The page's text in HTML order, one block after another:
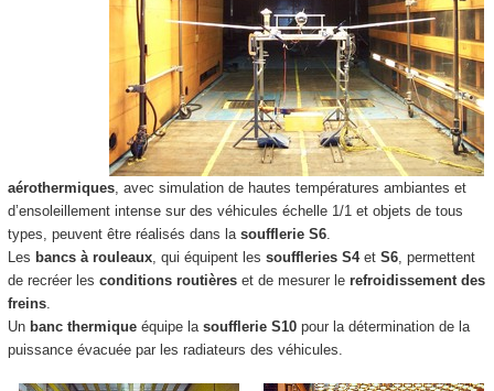
aérothermiques, avec simulation de hautes températures ambiantes et
d’ensoleillement intense sur des véhicules échelle 1/1 et objets de tous
types, peuvent être réalisés dans la soufflerie S6.
Les bancs à rouleaux, qui équipent les souffleries S4et S6, permettent
de recréer les conditions routièreset de mesurer le refroidissement des
freins.
Un banc thermiqueéquipe la soufflerie S10pour la détermination de la
puissance évacuée par les radiateurs des véhicules.